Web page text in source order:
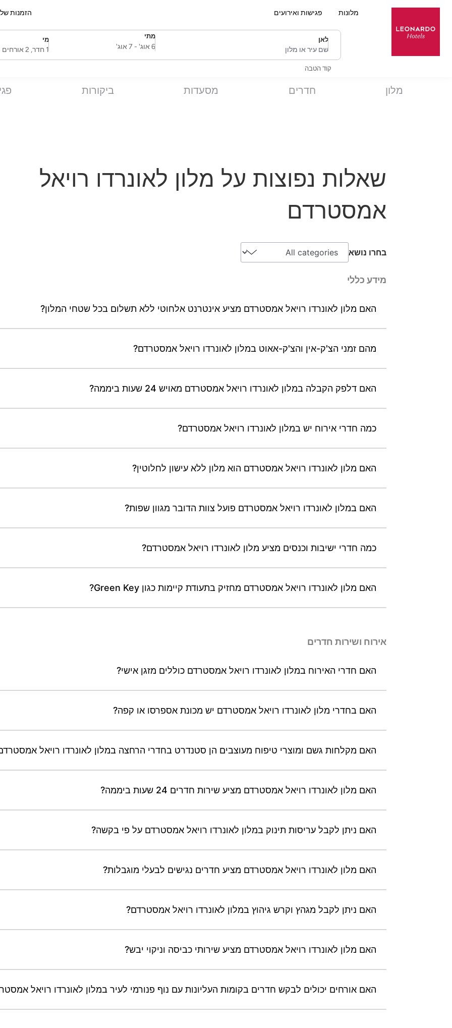
מלונות פגישות ואירועים הזמנות
לאן
שם עיר או מלון
מתי
SelectDate
6 אוג' - 7 אוג'
מי
Username1 חדר, 2 אורחים
קוד הטבה
מלון חדרים מסעדות ביקורות
שאלות נפוצות על מלון לאונרדו רויאל
אמסטרדם
בחרו נושא
מידע כללי
האם מלון לאונרדו רויאל אמסטרדם מציע אינטרנט אלחוטי ללא תשלום בכל שטחי המלון?
מהם זמני הצ'ק-אין והצ'ק-אאוט במלון לאונרדו רויאל אמסטרדם?
האם דלפק הקבלה במלון לאונרדו רויאל אמסטרדם מאויש 24 שעות ביממה?
כמה חדרי אירוח יש במלון לאונרדו רויאל אמסטרדם?
האם מלון לאונרדו רויאל אמסטרדם הוא מלון ללא עישון לחלוטין?
האם במלון לאונרדו רויאל אמסטרדם פועל צוות הדובר מגוון שפות?
כמה חדרי ישיבות וכנסים מציע מלון לאונרדו רויאל אמסטרדם?
האם מלון לאונרדו רויאל אמסטרדם מחזיק בתעודת קיימות כגון Green Key?
אירוח ושירות חדרים
האם חדרי האירוח במלון לאונרדו רויאל אמסטרדם כוללים מזגן אישי?
האם בחדרי מלון לאונרדו רויאל אמסטרדם יש מכונת אספרסו או קפה?
האם מקלחות גשם ומוצרי טיפוח מעוצבים הן סטנדרט בחדרי הרחצה במלון לאונרדו רויאל
האם מלון לאונרדו רויאל אמסטרדם מציע שירות חדרים 24 שעות ביממה?
האם ניתן לקבל עריסות תינוק במלון לאונרדו רויאל אמסטרדם על פי בקשה?
האם מלון לאונרדו רויאל אמסטרדם מציע חדרים נגישים לבעלי מוגבלות?
האם ניתן לקבל מגהץ וקרש גיהוץ במלון לאונרדו רויאל אמסטרדם?
האם מלון לאונרדו רויאל אמסטרדם מציע שירותי כביסה וניקוי יבש?
האם אורחים יכולים לבקש חדרים בקומות העליונות עם נוף פנורמי לעיר במלון לאונרדו רויאל